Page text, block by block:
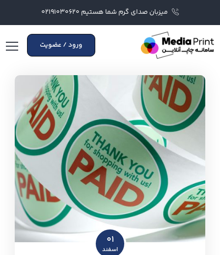
میزبان صدای گرم شما هستیم ۰۲۱۹۱۰۳۰۶۲۰
ورود / عضویت
۰۱
اسفند